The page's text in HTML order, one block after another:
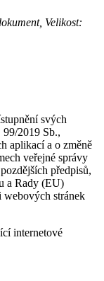
Velikost:
svých
99/2019 Sb.,
aplikací a o změně
veřejné správy
předpisů,
a Rady (EU)
webových stránek
internetové